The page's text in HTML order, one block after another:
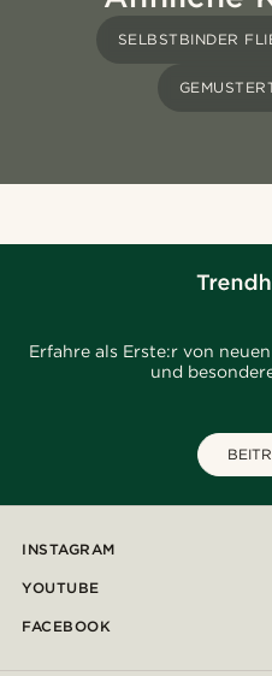
SELBSTBINDER
Erfahre als Erste:r von
und
INSTAGRAM
YOUTUBE
FACEBOOK